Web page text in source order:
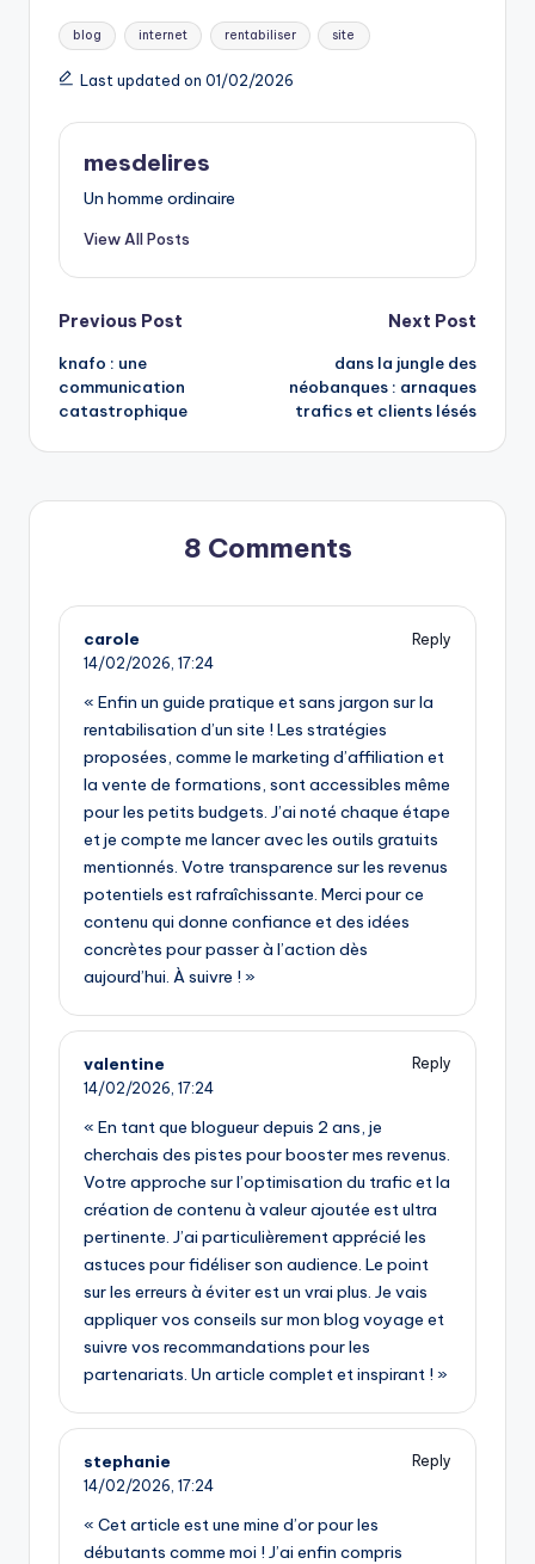
Tags:
blog internet rentabiliser site
Last updated on 01/02/2026
mesdelires
Un homme ordinaire
View All Posts
Post
navigation
Previous Post
knafo : une
communication
catastrophique
Next Post
dans la jungle des
néobanques : arnaques
trafics et clients lésés
8 Comments
carole
Reply
14/02/2026, 17:24
« Enfin un guide pratique et sans jargon sur la
rentabilisation d’un site ! Les stratégies
proposées, comme le marketing d’affiliation et
la vente de formations, sont accessibles même
pour les petits budgets. J’ai noté chaque étape
et je compte me lancer avec les outils gratuits
mentionnés. Votre transparence sur les revenus
potentiels est rafraîchissante. Merci pour ce
contenu qui donne confiance et des idées
concrètes pour passer à l’action dès
aujourd’hui. À suivre ! »
valentine
Reply
14/02/2026, 17:24
« En tant que blogueur depuis 2 ans, je
cherchais des pistes pour booster mes revenus.
Votre approche sur l’optimisation du trafic et la
création de contenu à valeur ajoutée est ultra
pertinente. J’ai particulièrement apprécié les
astuces pour fidéliser son audience. Le point
sur les erreurs à éviter est un vrai plus. Je vais
appliquer vos conseils sur mon blog voyage et
suivre vos recommandations pour les
partenariats. Un article complet et inspirant ! »
stephanie
Reply
14/02/2026, 17:24
« Cet article est une mine d’or pour les
débutants comme moi ! J’ai enfin compris